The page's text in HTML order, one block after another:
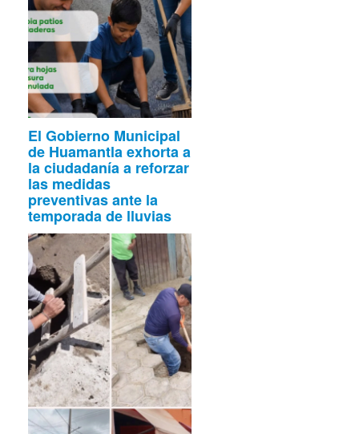
El Gobierno Municipal
de Huamantla exhorta a
la ciudadanía a reforzar
las medidas
preventivas ante la
temporada de lluvias